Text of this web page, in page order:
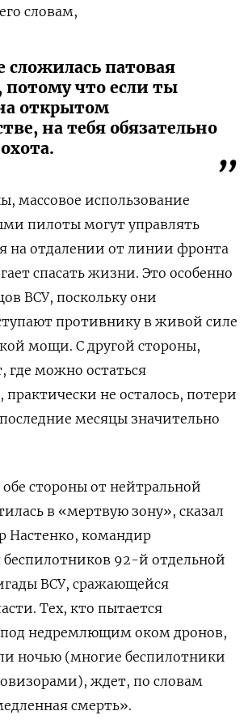
словам,
сложилась патовая
потому что если ты
открытом
на тебя обязательно
массовое использование
пилоты могут управлять
на отдалении от линии фронта
спасать жизни. Это особенно
ВСУ, поскольку они
противнику в живой силе
мощи. С другой стороны,
где можно остаться
не осталось, потери
месяцы значительно
стороны от нейтральной
в «мертвую зону», сказал
Настенко, командир
беспилотников 92-й отдельной
ВСУ, сражающейся
Тех, кто пытается
под недремлющим оком дронов,
ночью (многие беспилотники
ждет, по словам
смерть».